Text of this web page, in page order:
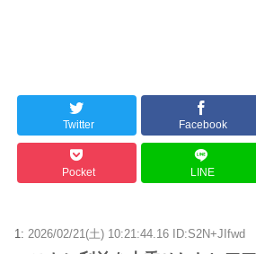
Twitter Facebook
Pocket LINE
1: 2026/02/21(土) 10:21:44.16 ID:S2N+JIfwd